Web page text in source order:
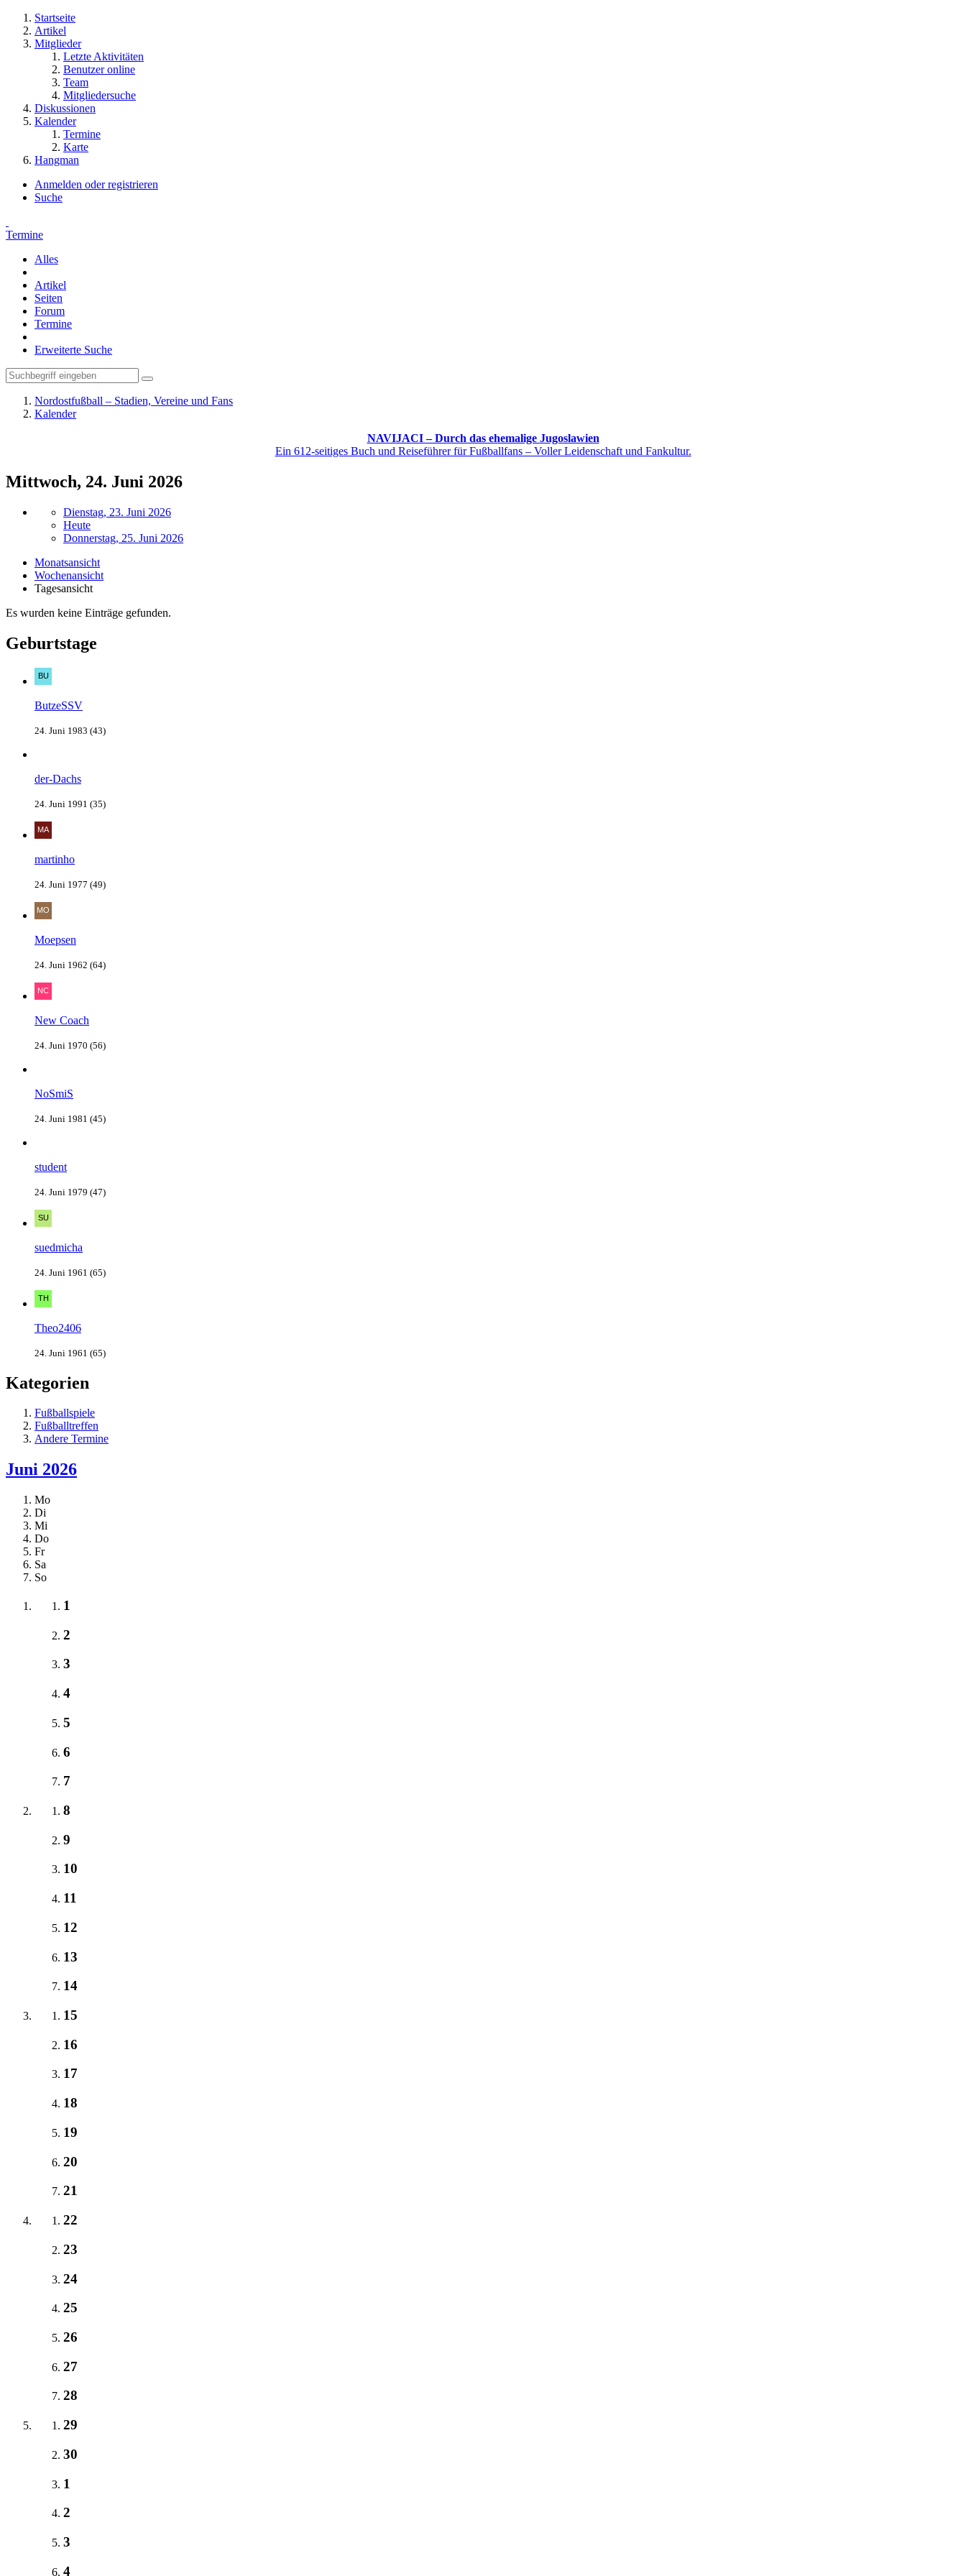
Startseite
Artikel
Mitglieder
Letzte Aktivitäten
Benutzer online
Team
Mitgliedersuche
Diskussionen
Kalender
Termine
Karte
Hangman
Anmelden oder registrieren
Suche
Termine
Alles
Artikel
Seiten
Forum
Termine
Erweiterte Suche
Nordostfußball – Stadien, Vereine und Fans
Kalender
NAVIJACI – Durch das ehemalige Jugoslawien
Ein 612-seitiges Buch und Reiseführer für Fußballfans – Voller Leidenschaft und Fankultur.
Mittwoch, 24. Juni 2026
Dienstag, 23. Juni 2026
Heute
Donnerstag, 25. Juni 2026
Monatsansicht
Wochenansicht
Tagesansicht
Es wurden keine Einträge gefunden.
Geburtstage
ButzeSSV
24. Juni 1983 (43)
der-Dachs
24. Juni 1991 (35)
martinho
24. Juni 1977 (49)
Moepsen
24. Juni 1962 (64)
New Coach
24. Juni 1970 (56)
NoSmiS
24. Juni 1981 (45)
student
24. Juni 1979 (47)
suedmicha
24. Juni 1961 (65)
Theo2406
24. Juni 1961 (65)
Kategorien
Fußballspiele
Fußballtreffen
Andere Termine
Juni 2026
Mo
Di
Mi
Do
Fr
Sa
So
1
2
3
4
5
6
7
8
9
10
11
12
13
14
15
16
17
18
19
20
21
22
23
24
25
26
27
28
29
30
1
2
3
4